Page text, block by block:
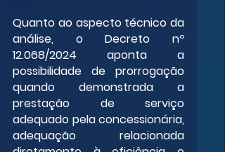
Quanto ao aspecto técnico da
análise, o Decreto nº
12.068/2024 aponta a
possibilidade de prorrogação
quando demonstrada a
prestação de serviço
adequado pela concessionária,
adequação relacionada